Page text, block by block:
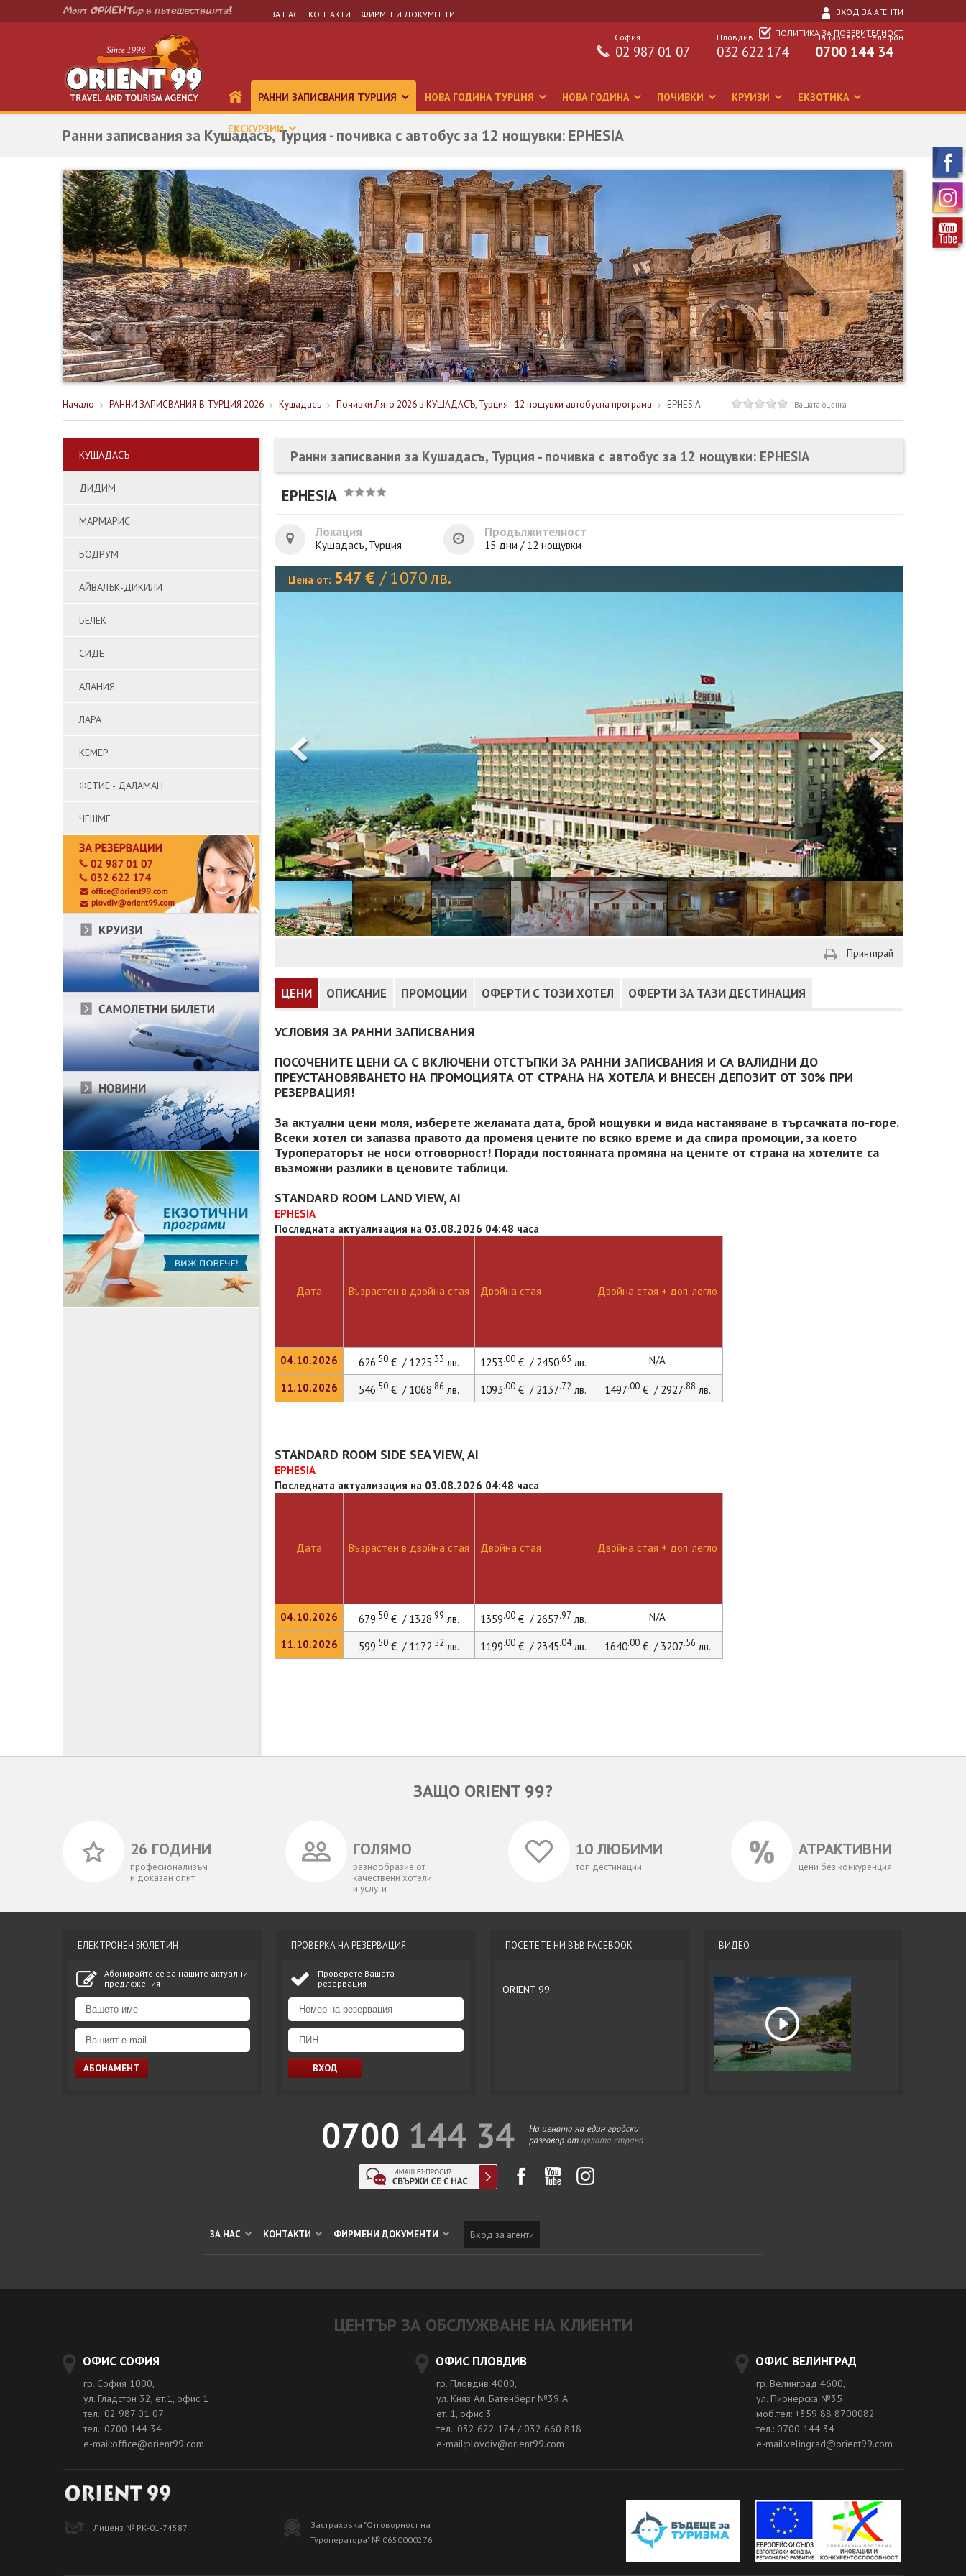
ЗА НАС КОНТАКТИ ФИРМЕНИ ДОКУМЕНТИ
ВХОД ЗА АГЕНТИ
ПОЛИТИКА ЗА ПОВЕРИТЕЛНОСТ
Национален телефон
0700 144 34
Пловдив
032 622 174
София
02 987 01 07
РАННИ ЗАПИСВАНИЯ ТУРЦИЯ НОВА ГОДИНА ТУРЦИЯ НОВА ГОДИНА ПОЧИВКИ КРУИЗИ ЕКЗОТИКА
ЕКСКУРЗИИ
Ранни записвания за Кушадасъ, Турция - почивка с автобус за 12 нощувки: EPHESIA
Начало РАННИ ЗАПИСВАНИЯ В ТУРЦИЯ 2026 Кушадасъ Почивки Лято 2026 в КУШАДАСЪ, Турция - 12 нощувки автобусна програма EPHESIA Вашата оценка
КУШАДАСЪ
ДИДИМ
МАРМАРИС
БОДРУМ
АЙВАЛЪК-ДИКИЛИ
БЕЛЕК
СИДЕ
АЛАНИЯ
ЛАРА
КЕМЕР
ФЕТИЕ - ДАЛАМАН
ЧЕШМЕ
Ранни записвания за Кушадасъ, Турция - почивка с автобус за 12 нощувки: EPHESIA
EPHESIA
Локация
Кушадасъ, Турция
Продължителност
15 дни / 12 нощувки
Цена от: 547 € / 1070лв.
Принтирай
ЦЕНИ ОПИСАНИЕ ПРОМОЦИИ ОФЕРТИ С ТОЗИ ХОТЕЛ ОФЕРТИ ЗА ТАЗИ ДЕСТИНАЦИЯ
УСЛОВИЯ ЗА РАННИ ЗАПИСВАНИЯ
ПОСОЧЕНИТЕ ЦЕНИ СА С ВКЛЮЧЕНИ ОТСТЪПКИ ЗА РАННИ ЗАПИСВАНИЯ И СА ВАЛИДНИ ДО
ПРЕУСТАНОВЯВАНЕТО НА ПРОМОЦИЯТА ОТ СТРАНА НА ХОТЕЛА И ВНЕСЕН ДЕПОЗИТ ОТ 30% ПРИ
РЕЗЕРВАЦИЯ!
За актуални цени моля, изберете желаната дата, брой нощувки и вида настаняване в търсачката по-горе.
Всеки хотел си запазва правото да променя цените по всяко време и да спира промоции, за което
Туроператорът не носи отговорност! Поради постоянната промяна на цените от страна на хотелите са
възможни разлики в ценовите таблици.
STANDARD ROOM LAND VIEW, AI
EPHESIA
Последната актуализация на 03.08.2026 04:48 часа
Дата
04.10.2026
11.10.2026
Възрастен в двойна стая Двойна стая Двойна стая + доп. легло
626.50 € / 1225.33 лв. 1253.00 € / 2450.65 лв. N/A
546.50 € / 1068.86 лв. 1093.00 € / 2137.72 лв. 1497.00€ / 2927.88 лв.
STANDARD ROOM SIDE SEA VIEW, AI
EPHESIA
Последната актуализация на 03.08.2026 04:48 часа
Дата
04.10.2026
11.10.2026
Възрастен в двойна стая Двойна стая Двойна стая + доп. легло
679.50 € / 1328.99 лв. 1359.00 € / 2657.97 лв. N/A
599.50 € / 1172.52 лв. 1199.00 € / 2345.04лв. 1640.00€ / 3207.56 лв.
ЗАЩО ORIENT 99?
26 ГОДИНИ
професионализъм
и доказан опит
ГОЛЯМО
разнообразие от
качествени хотели
и услуги
10 ЛЮБИМИ
топ дестинации
АТРАКТИВНИ
цени без конкуренция
ЕЛЕКТРОНЕН БЮЛЕТИН
Абонирайте се за нашите актуални
предложения
ПРОВЕРКА НА РЕЗЕРВАЦИЯ
Проверете Вашата
резервация
ПОСЕТЕТЕ НИ ВЪВ FACEBOOK
ORIENT 99
ВИДЕО
ЗА НАС КОНТАКТИ ФИРМЕНИ ДОКУМЕНТИ Вход за агенти
ЦЕНТЪР ЗА ОБСЛУЖВАНЕ НА КЛИЕНТИ
ОФИС СОФИЯ
гр. София 1000,
ул. Гладстон 32, ет.1, офис 1
тел.: 02 987 01 07
тел.: 0700 144 34
e-mail:office@orient99.com
ОФИС ПЛОВДИВ
гр. Пловдив 4000,
ул. Княз Ал. Батенберг №39 A
ет. 1, офис 3
тел.: 032 622 174 / 032 660 818
e-mail:plovdiv@orient99.com
ОФИС ВЕЛИНГРАД
гр. Велинград 4600,
ул. Пионерска №35
моб.тел: +359 88 8700082
тел.: 0700 144 34
e-mail:velingrad@orient99.com
Лиценз № РК-01-74587
Застраховка "Отговорност на
Туроператора" № 0650000276